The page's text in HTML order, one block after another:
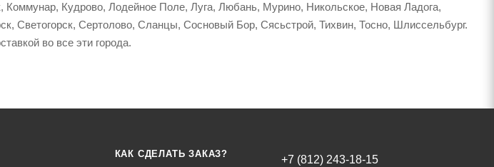
Коммунар, Кудрово, Лодейное Поле, Луга, Любань, Мурино, Никольское, Новая Ладога,
Светогорск, Сертолово, Сланцы, Сосновый Бор, Сясьстрой, Тихвин, Тосно, Шлиссельбург.
во все эти города.
КАК СДЕЛАТЬ ЗАКАЗ? +7 (812) 243-18-15